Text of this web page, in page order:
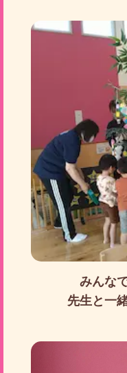
みんな
先生と一